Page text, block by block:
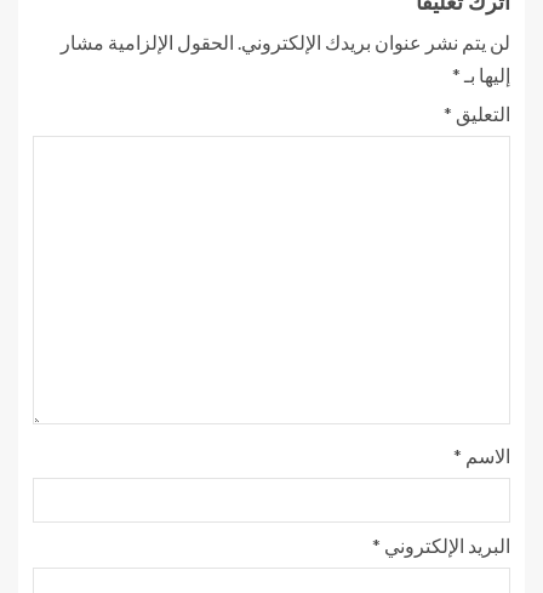
لن يتم نشر عنوان بريدك الإلكتروني. الحقول الإلزامية مشار
إليها بـ *
التعليق *
الاسم *
البريد الإلكتروني *